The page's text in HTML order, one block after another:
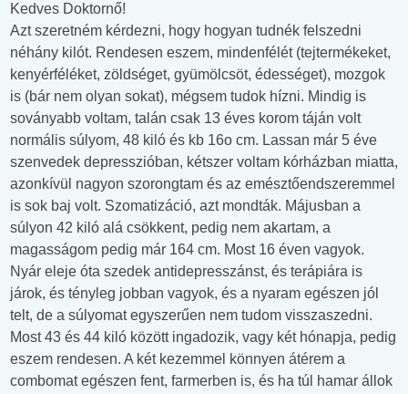
Kedves Doktornő!
Azt szeretném kérdezni, hogy hogyan tudnék felszedni
néhány kilót. Rendesen eszem, mindenfélét (tejtermékeket,
kenyérféléket, zöldséget, gyümölcsöt, édességet), mozgok
is (bár nem olyan sokat), mégsem tudok hízni. Mindig is
soványabb voltam, talán csak 13 éves korom táján volt
normális súlyom, 48 kiló és kb 16o cm. Lassan már 5 éve
szenvedek depresszióban, kétszer voltam kórházban miatta,
azonkívül nagyon szorongtam és az emésztőendszeremmel
is sok baj volt. Szomatizáció, azt mondták. Májusban a
súlyon 42 kiló alá csökkent, pedig nem akartam, a
magasságom pedig már 164 cm. Most 16 éven vagyok.
Nyár eleje óta szedek antidepresszánst, és terápiára is
járok, és tényleg jobban vagyok, és a nyaram egészen jól
telt, de a súlyomat egyszerűen nem tudom visszaszedni.
Most 43 és 44 kiló között ingadozik, vagy két hónapja, pedig
eszem rendesen. A két kezemmel könnyen átérem a
combomat egészen fent, farmerben is, és ha túl hamar állok